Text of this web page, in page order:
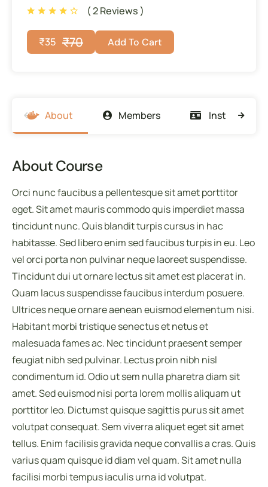
( 2 Reviews )
₹70
₹35 Add To Cart
About Members Instructors
About Course
Orci nunc faucibus a pellentesque sit amet porttitor
eget. Sit amet mauris commodo quis imperdiet massa
tincidunt nunc. Quis blandit turpis cursus in hac
habitasse. Sed libero enim sed faucibus turpis in eu. Leo
vel orci porta non pulvinar neque laoreet suspendisse.
Tincidunt dui ut ornare lectus sit amet est placerat in.
Quam lacus suspendisse faucibus interdum posuere.
Ultrices neque ornare aenean euismod elementum nisi.
Habitant morbi tristique senectus et netus et
malesuada fames ac. Nec tincidunt praesent semper
feugiat nibh sed pulvinar. Lectus proin nibh nisl
condimentum id. Odio ut sem nulla pharetra diam sit
amet. Sed euismod nisi porta lorem mollis aliquam ut
porttitor leo. Dictumst quisque sagittis purus sit amet
volutpat consequat. Sem viverra aliquet eget sit amet
tellus. Enim facilisis gravida neque convallis a cras. Quis
varius quam quisque id diam vel quam. Sit amet nulla
facilisi morbi tempus iaculis urna id volutpat.